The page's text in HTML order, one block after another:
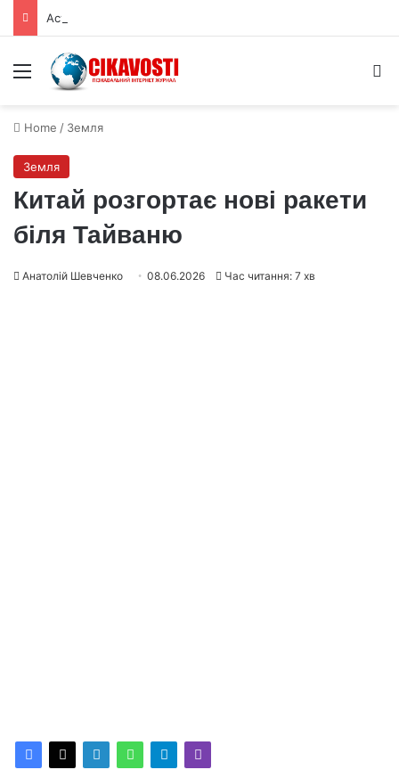
Menu
Home / Земля
Земля
Китай розгортає нові ракети
біля Тайваню
Анатолій Шевченко 08.06.2026 Час читання: 7 хв